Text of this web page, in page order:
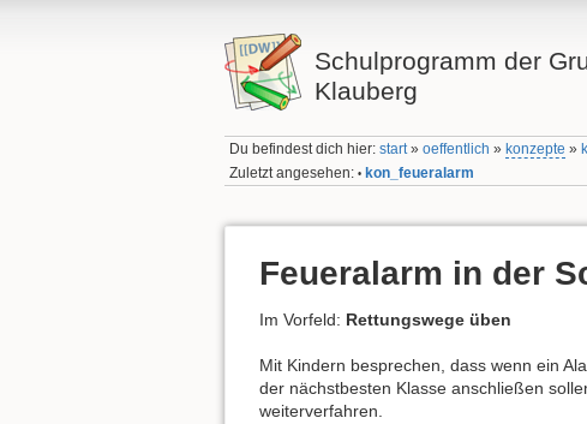
Schulprogramm der
Klauberg
Du befindest dich hier:start»oeffentlich » konzepte »
Zuletzt angesehen: • kon_feueralarm
Feueralarm in der
Im Vorfeld: Rettungswege üben
Mit Kindern besprechen, dass wenn ein
der nächstbesten Klasse anschließen
weiterverfahren.